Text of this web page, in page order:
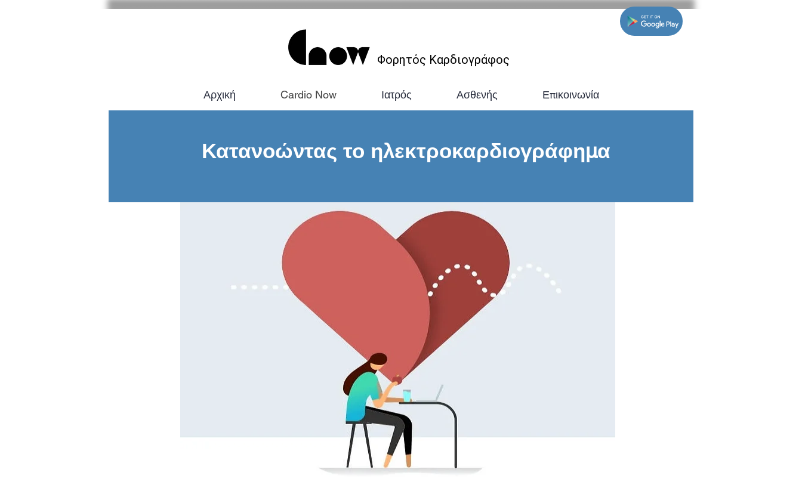
Φορητός Καρδιογράφος
Αρχική Cardio Now Ιατρός Ασθενής Επικοινωνία
Κατανοώντας το ηλεκτροκαρδιογράφημα